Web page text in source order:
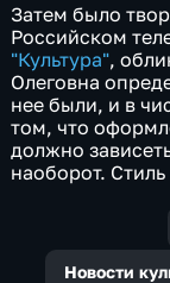
Затем было
Российском
"Культура",
Олеговна
нее были, и в
том, что
должно
наоборот.
Новости